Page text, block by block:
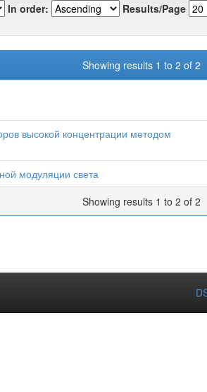
In order: Results/Page
Showing results 1 to 2 of 2
высокой концентрации методом
модуляции света
Showing results 1 to 2 of 2